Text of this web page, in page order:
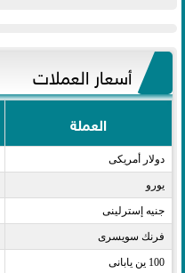
أسعار العملات
العملة
دولار أمريكى​
يورو​
جنيه إسترلينى​
فرنك سويسرى​
100 ين يابانى​